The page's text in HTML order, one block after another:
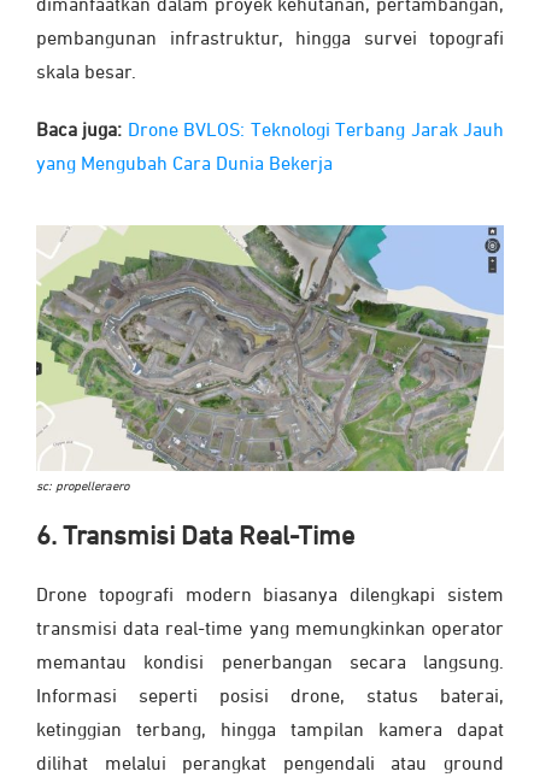
dimanfaatkan dalam proyek kehutanan, pertambangan,
pembangunan infrastruktur, hingga survei topografi
skala besar.
Baca juga: Drone BVLOS: Teknologi Terbang Jarak Jauh
yang Mengubah Cara Dunia Bekerja
sc: propelleraero
6. Transmisi Data Real-Time
Drone topografi modern biasanya dilengkapi sistem
transmisi data real-time yang memungkinkan operator
memantau kondisi penerbangan secara langsung.
Informasi seperti posisi drone, status baterai,
ketinggian terbang, hingga tampilan kamera dapat
dilihat melalui perangkat pengendali atau ground